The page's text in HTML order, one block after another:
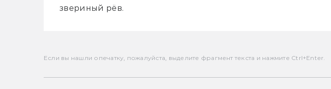
Если вы нашли опечатку, пожалуйста, выделите фрагмент текста и нажмите Ctrl+Enter.